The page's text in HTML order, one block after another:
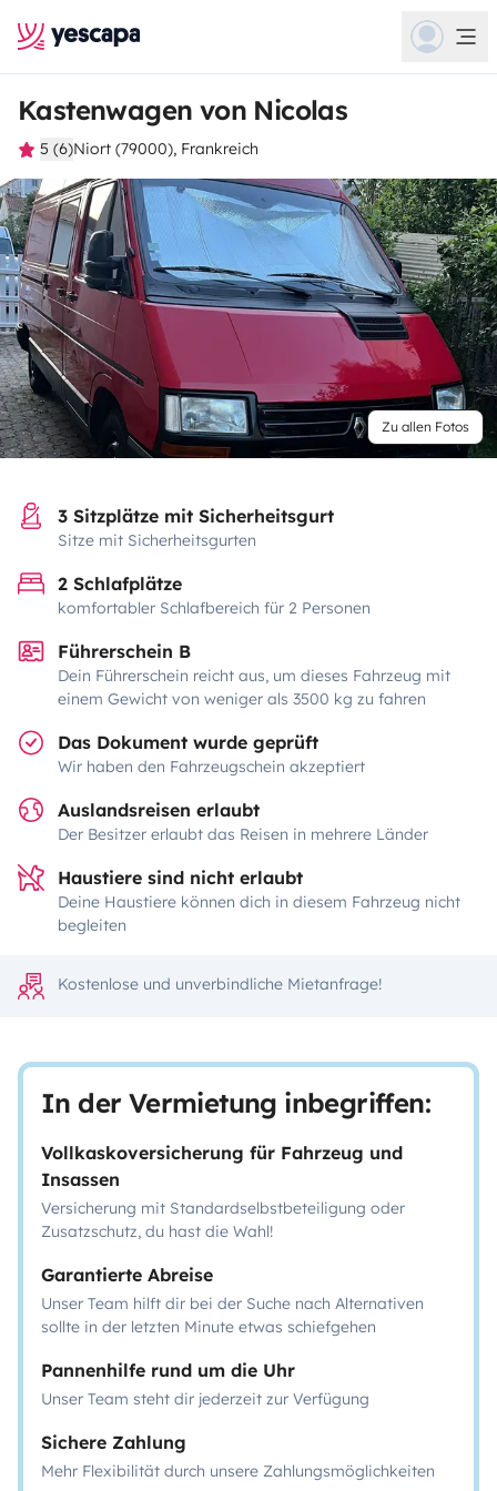
Kastenwagen von Nicolas
5 (6)Niort (79000), Frankreich
Zu allen Fotos
3 Sitzplätze mit Sicherheitsgurt
Sitze mit Sicherheitsgurten
2 Schlafplätze
komfortabler Schlafbereich für 2 Personen
Führerschein B
Dein Führerschein reicht aus, um dieses Fahrzeug mit
einem Gewicht von weniger als 3500 kg zu fahren
Das Dokument wurde geprüft
Wir haben den Fahrzeugschein akzeptiert
Auslandsreisen erlaubt
Der Besitzer erlaubt das Reisen in mehrere Länder
Haustiere sind nicht erlaubt
Deine Haustiere können dich in diesem Fahrzeug nicht
begleiten
Kostenlose und unverbindliche Mietanfrage!
In der Vermietung inbegriffen:
Vollkaskoversicherung für Fahrzeug und
Insassen
Versicherung mit Standardselbstbeteiligung oder
Zusatzschutz, du hast die Wahl!
Garantierte Abreise
Unser Team hilft dir bei der Suche nach Alternativen
sollte in der letzten Minute etwas schiefgehen
Pannenhilfe rund um die Uhr
Unser Team steht dir jederzeit zur Verfügung
Sichere Zahlung
Mehr Flexibilität durch unsere Zahlungsmöglichkeiten